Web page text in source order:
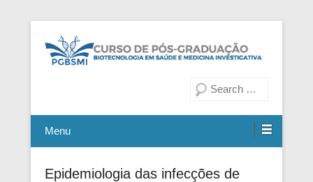
Curso de Pós-Graduação em
Medicina Investigativa
Menu
Epidemiologia das infecções de